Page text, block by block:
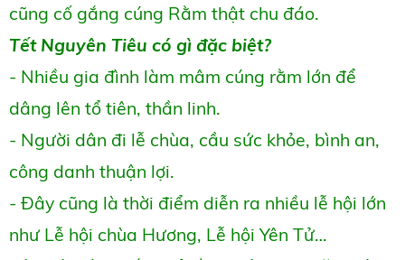
cũng cố gắng cúng Rằm thật chu đáo.
Tết Nguyên Tiêu có gì đặc biệt?
- Nhiều gia đình làm mâm cúng rằm lớn để
dâng lên tổ tiên, thần linh.
- Người dân đi lễ chùa, cầu sức khỏe, bình an,
công danh thuận lợi.
- Đây cũng là thời điểm diễn ra nhiều lễ hội lớn
như Lễ hội chùa Hương, Lễ hội Yên Tử…